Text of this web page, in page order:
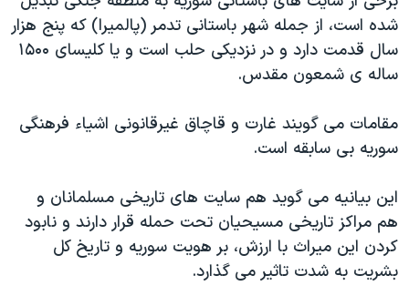
همایش محافظه‌کاران آمریکا «سی‌پک»
صفحه‌های ویژه
سفر پرزیدنت ترامپ به چین
شده است، از جمله شهر باستانی تدمر (پالمیرا) که پنج هزار
سال قدمت دارد و در نزدیکی حلب است و یا کلیسای ۱۵۰۰
ساله ی شمعون مقدس.
مقامات می گویند غارت و قاچاق غیرقانونی اشیاء فرهنگی
سوریه بی سابقه است.
این بیانیه می گوید هم سایت های تاریخی مسلمانان و
هم مراکز تاریخی مسیحیان تحت حمله قرار دارند و نابود
کردن این میراث با ارزش، بر هویت سوریه و تاریخ کل
بشریت به شدت تاثیر می گذارد.